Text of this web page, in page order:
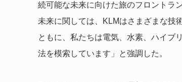
続可能な未来に向けた旅のフロントラ
未来に関しては、KLMはさまざまな技
ともに、私たちは電気、水素、ハイブ
法を模索しています」と強調した。